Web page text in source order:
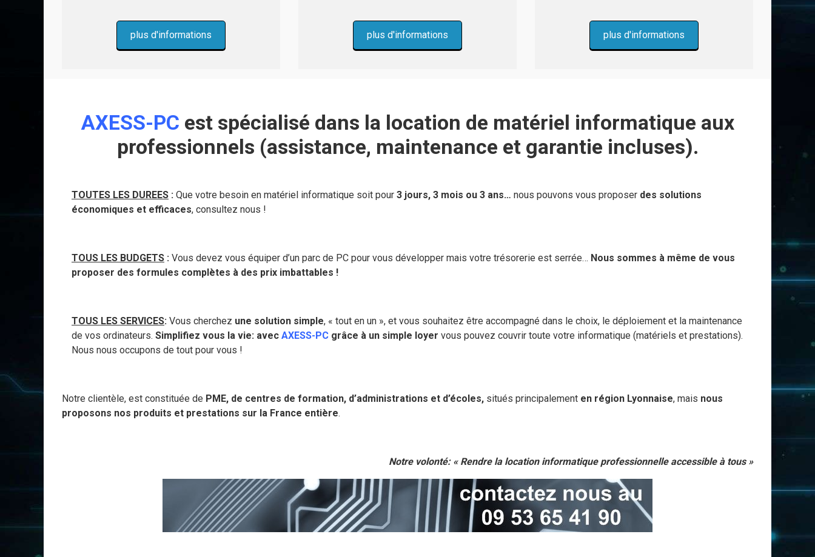
plus d'informations plus d'informations plus d'informations
AXESS-PC est spécialisé dans la location de matériel informatique aux
professionnels (assistance, maintenance et garantie incluses).
TOUTES LES DUREES : Que votre besoin en matériel informatique soit pour 3 jours, 3 mois ou 3 ans… nous pouvons vous proposer des solutions
économiques et efficaces, consultez nous !
TOUS LES BUDGETS : Vous devez vous équiper d’un parc de PC pour vous développer mais votre trésorerie est serrée… Nous sommes à même de vous
proposer des formules complètes à des prix imbattables !
TOUS LES SERVICES: Vous cherchez une solution simple, « tout en un », et vous souhaitez être accompagné dans le choix, le déploiement et la maintenance
de vos ordinateurs. Simplifiez vous la vie: avec AXESS-PC grâce à un simple loyer vous pouvez couvrir toute votre informatique (matériels et prestations).
Nous nous occupons de tout pour vous !
Notre clientèle, est constituée de PME, de centres de formation, d’administrations et d’écoles, situés principalement en région Lyonnaise, mais nous
proposons nos produits et prestations sur la France entière.
Notre volonté: « Rendre la location informatique professionnelle accessible à tous »